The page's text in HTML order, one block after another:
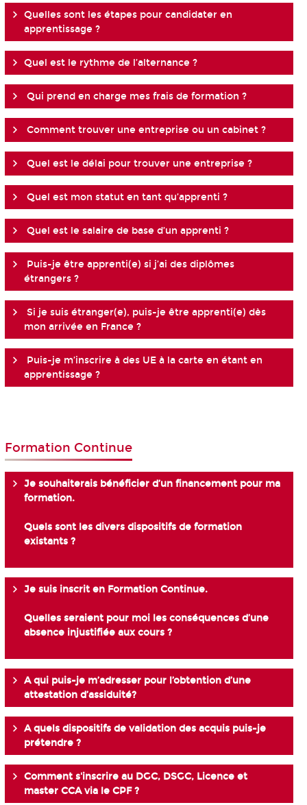
Quelles sont les étapes pour candidater en
apprentissage ?
Quel est le rythme de l’alternance ?
Qui prend en charge mes frais de formation ?
Comment trouver une entreprise ou un cabinet ?
Quel est le délai pour trouver une entreprise ?
Quel est mon statut en tant qu’apprenti ?
Quel est le salaire de base d’un apprenti ?
Puis-je être apprenti(e) si j’ai des diplômes
étrangers ?
Si je suis étranger(e), puis-je être apprenti(e) dès
mon arrivée en France ?
Puis-je m’inscrire à des UE à la carte en étant en
apprentissage ?
Formation Continue
Je souhaiterais bénéficier d’un financement pour ma
formation.
Quels sont les divers dispositifs de formation
existants ?
Je suis inscrit en Formation Continue.
Quelles seraient pour moi les conséquences d’une
absence injustifiée aux cours ?
A qui puis-je m’adresser pour l’obtention d’une
attestation d’assiduité?
A quels dispositifs de validation des acquis puis-je
prétendre ?
Comment s'inscrire au DGC, DSGC, Licence et
master CCA via le CPF ?